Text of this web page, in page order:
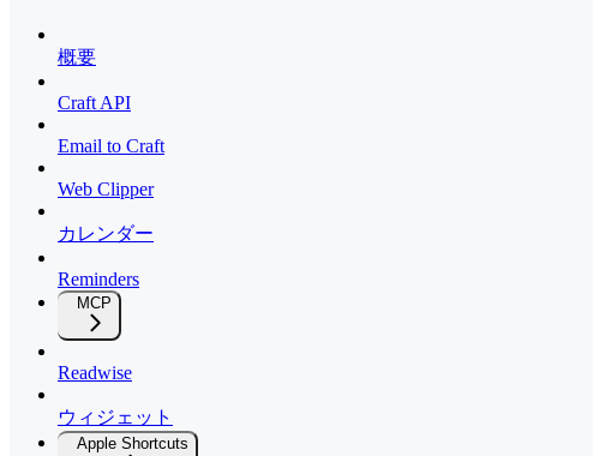
概要
Craft API
Email to Craft
Web Clipper
カレンダー
Reminders
MCP
Readwise
ウィジェット
Apple Shortcuts